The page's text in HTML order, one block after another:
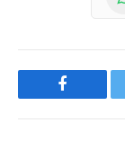
Facebook